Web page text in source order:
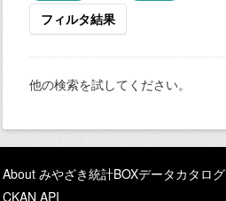
フィルタ結果
他の検索を試してください。
About みやざき統計BOXデータカタログ
CKAN API